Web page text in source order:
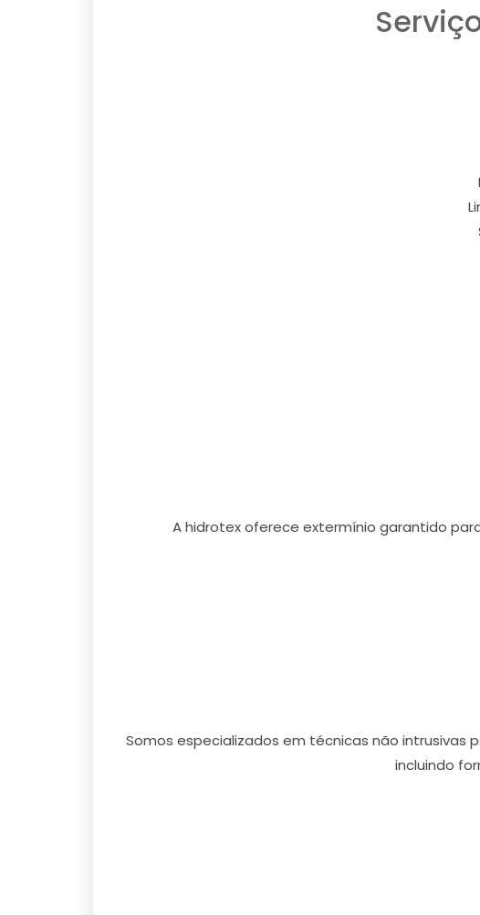
A hidrotex oferece extermínio garantido
Somos especializados em técnicas não intrusivas
incluindo